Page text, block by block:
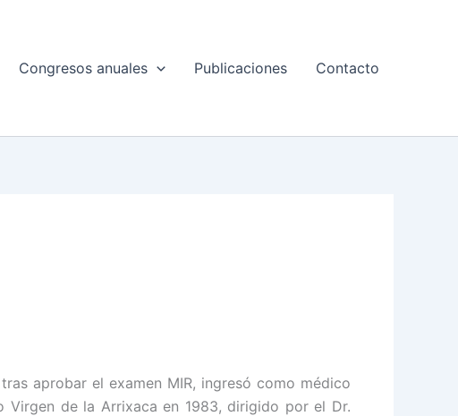
Congresos anuales Publicaciones Contacto
aprobar el examen MIR, ingresó como médico
de la Arrixaca en 1983, dirigido por el Dr.